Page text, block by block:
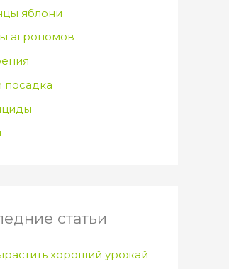
яблони
агрономов
посадка
статьи
хороший урожай